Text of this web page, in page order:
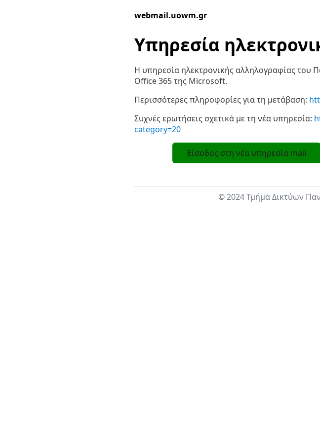
webmail.uowm.gr
Υπηρεσία
Η υπηρεσία ηλεκτρονικής αλληλογραφίας του
Office 365 της Microsoft.
Περισσότερες πληροφορίες για τη μετάβαση:
Συχνές ερωτήσεις σχετικά με τη νέα υπηρεσία:
category=20
Είσοδος στη νέα υπηρεσία mail
© 2024 Τμήμα Δικτύων